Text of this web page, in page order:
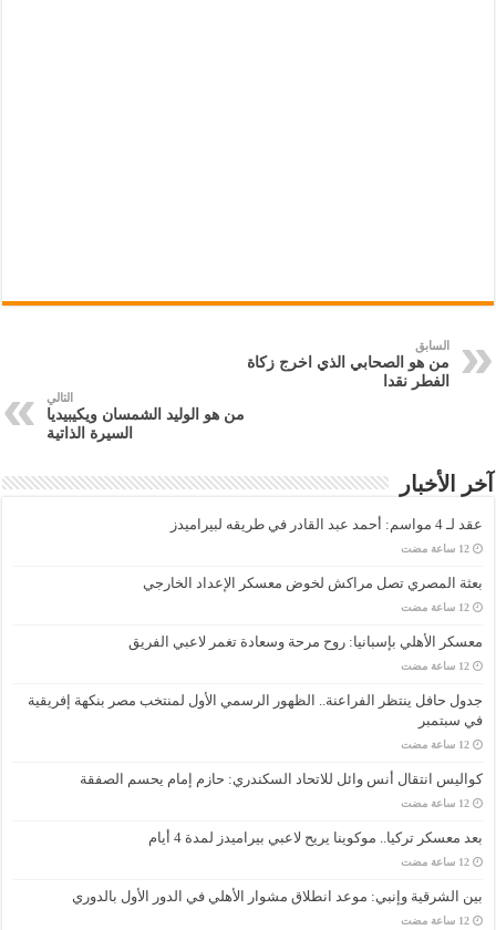
السابق
من هو الصحابي الذي اخرج زكاة
الفطر نقدا
التالي
من هو الوليد الشمسان ويكيبيديا
السيرة الذاتية
آخر الأخبار
عقد لـ 4 مواسم: أحمد عبد القادر في طريقه لبيراميدز
‏12 ساعة مضت
بعثة المصري تصل مراكش لخوض معسكر الإعداد الخارجي
‏12 ساعة مضت
معسكر الأهلي بإسبانيا: روح مرحة وسعادة تغمر لاعبي الفريق
‏12 ساعة مضت
جدول حافل ينتظر الفراعنة.. الظهور الرسمي الأول لمنتخب مصر بنكهة إفريقية
في سبتمبر
‏12 ساعة مضت
كواليس انتقال أنس وائل للاتحاد السكندري: حازم إمام يحسم الصفقة
‏12 ساعة مضت
بعد معسكر تركيا.. موكوينا يريح لاعبي بيراميدز لمدة 4 أيام
‏12 ساعة مضت
بين الشرقية وإنبي: موعد انطلاق مشوار الأهلي في الدور الأول بالدوري
‏12 ساعة مضت